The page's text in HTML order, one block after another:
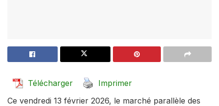
Télécharger
Imprimer
Ce vendredi 13 février 2026, le marché parallèle des